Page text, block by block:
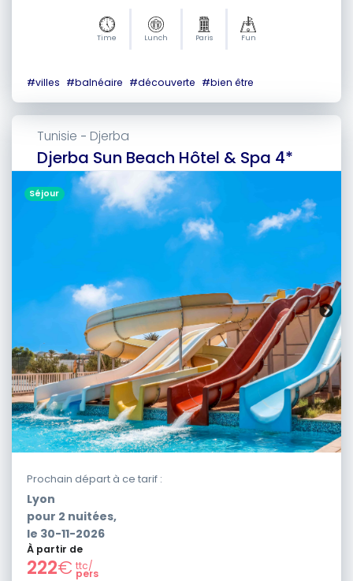
Time Lunch Paris Fun
#villes #balnéaire #découverte #bien être
Djerba Sun Beach Hôtel & Spa 4*
Tunisie - Djerba
Séjour
Prochain départ à ce tarif :
Lyon
pour 2 nuitées,
le 30-11-2026
À partir de
222€ ttc/
pers